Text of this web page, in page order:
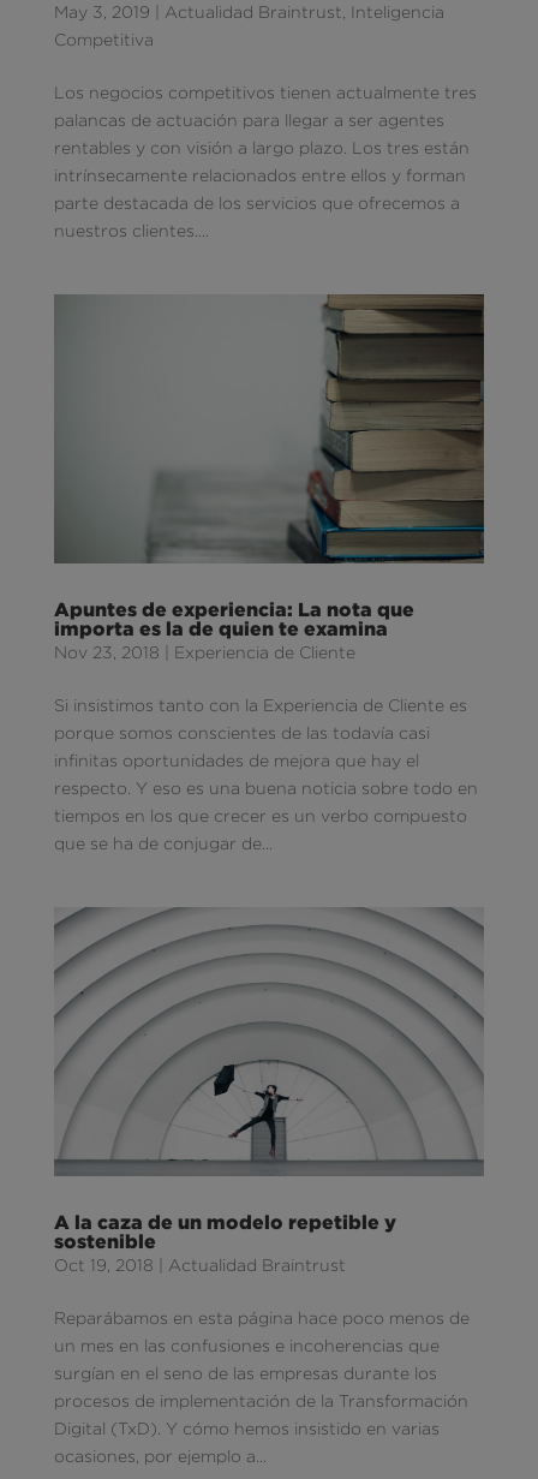
May 3, 2019 Actualidad Braintrust Inteligencia
Competitiva
Los negocios competitivos tienen actualmente tres
palancas de actuación para llegar a ser agentes
rentables y con visión a largo plazo. Los tres están
intrínsecamente relacionados entre ellos y forman
parte destacada de los servicios que ofrecemos a
nuestros clientes....
Apuntes de experiencia: La nota que
importa es la de quien te examina
Nov 23, 2018 Experiencia de Cliente
Si insistimos tanto con la Experiencia de Cliente es
porque somos conscientes de las todavía casi
infinitas oportunidades de mejora que hay el
respecto. Y eso es una buena noticia sobre todo en
tiempos en los que crecer es un verbo compuesto
que se ha de conjugar de...
A la caza de un modelo repetible y
sostenible
Oct 19, 2018 Actualidad Braintrust
Reparábamos en esta página hace poco menos de
un mes en las confusiones e incoherencias que
surgían en el seno de las empresas durante los
procesos de implementación de la Transformación
Digital (TxD). Y cómo hemos insistido en varias
ocasiones, por ejemplo a...